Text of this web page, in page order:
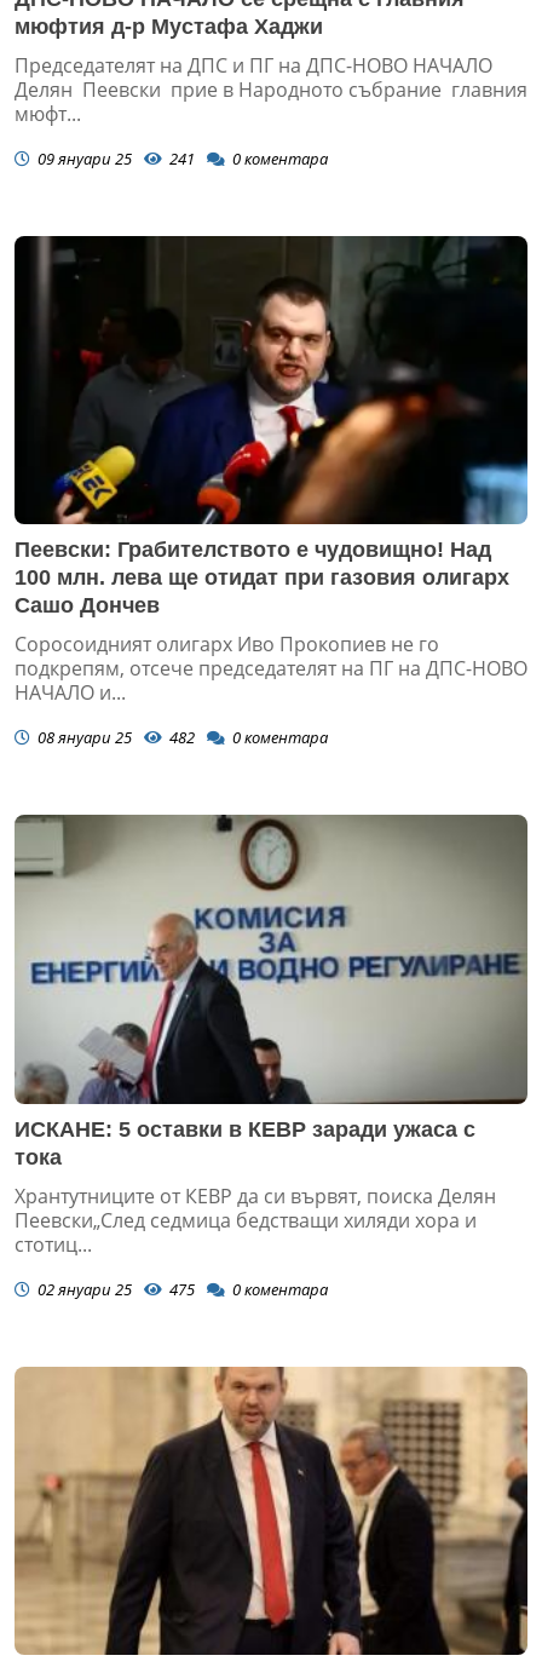
мюфтия д-р Мустафа Хаджи
Председателят на ДПС и ПГ на ДПС-НОВО НАЧАЛО
Делян Пеевски прие в Народното събрание главния
мюфт...
09 януари 25 241 0коментара
Пеевски: Грабителството е чудовищно! Над
100 млн. лева ще отидат при газовия олигарх
Сашо Дончев
Соросоидният олигарх Иво Прокопиев не го
подкрепям, отсече председателят на ПГ на ДПС-НОВО
НАЧАЛО и...
08 януари 25 482 0коментара
ИСКАНЕ: 5 оставки в КЕВР заради ужаса с
тока
Хрантутниците от КЕВР да си вървят, поиска Делян
Пеевски„След седмица бедстващи хиляди хора и
стотиц...
02 януари 25 475 0коментара